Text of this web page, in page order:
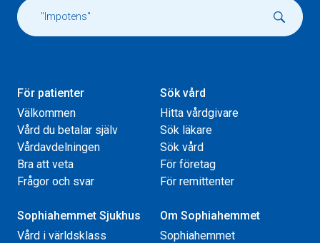
För patienter
Välkommen
Vård du betalar själv
Vårdavdelningen
Bra att veta
Frågor och svar
Sök vård
Hitta vårdgivare
Sök läkare
Sök vård
För företag
För remittenter
Sophiahemmet Sjukhus
Vård i världsklass
Om Sophiahemmet
Sophiahemmet